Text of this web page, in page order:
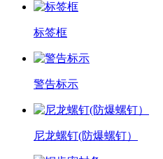
标签框
警告标示
尼龙螺钉(防爆螺钉）